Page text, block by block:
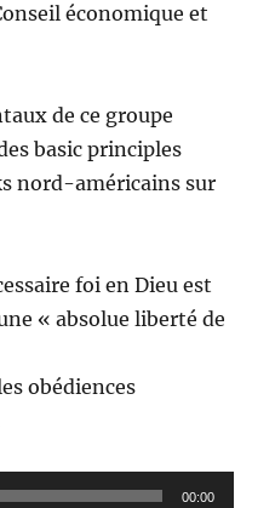
économique et
de ce groupe
basic principles
nord-américains sur
foi en Dieu est
« absolue liberté de
obédiences
00:00